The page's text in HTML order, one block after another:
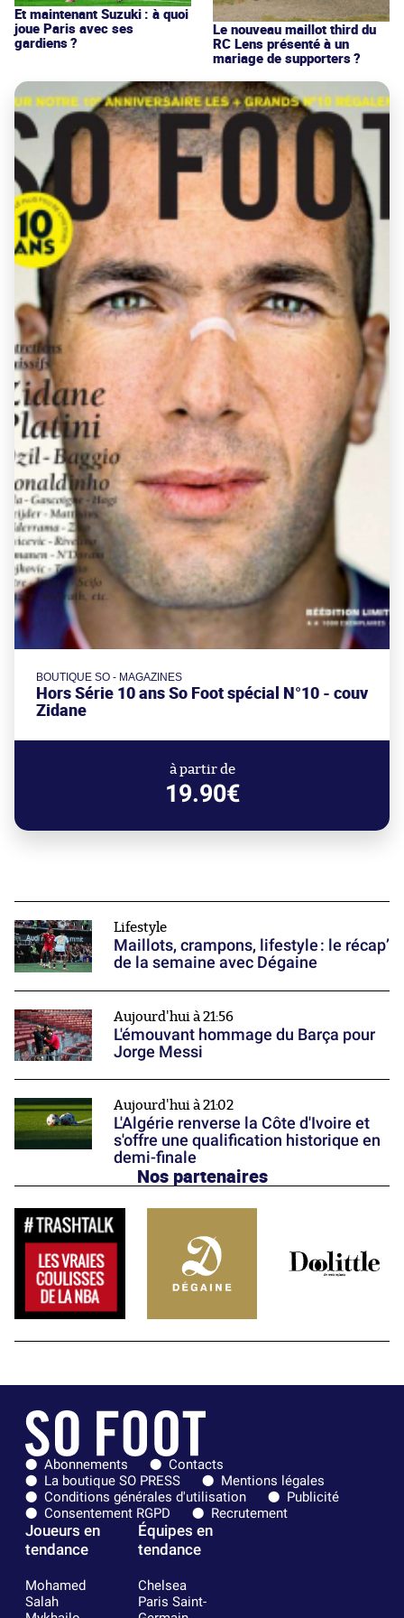
Et maintenant Suzuki : à quoi
joue Paris avec ses
gardiens ?
Le nouveau maillot third du
RC Lens présenté à un
mariage de supporters ?
BOUTIQUE SO - MAGAZINES
Hors Série 10 ans So Foot spécial N°10 - couv
Zidane
à partir de
19.90€
Lifestyle
Maillots, crampons, lifestyle : le récap’
de la semaine avec Dégaine
Aujourd'hui à 21:56
L'émouvant hommage du Barça pour
Jorge Messi
Aujourd'hui à 21:02
L'Algérie renverse la Côte d'Ivoire et
s'offre une qualification historique en
demi-finale
Nos partenaires
Abonnements
Contacts
La boutique SO PRESS
Mentions légales
Conditions générales d'utilisation
Publicité
Consentement RGPD
Recrutement
Joueurs en
tendance
Mohamed
Salah
Équipes en
tendance
Chelsea
Paris Saint-